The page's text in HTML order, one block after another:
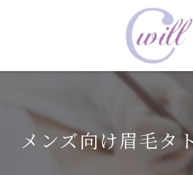
メンズ向け眉毛タ